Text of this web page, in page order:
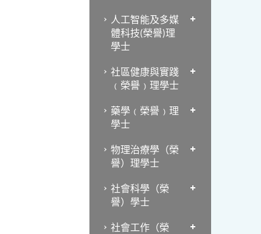
人工智能及多媒
體科技(榮譽)理
學士
社區健康與實踐
﹙榮譽﹚理學士
藥學﹙榮譽﹚理
學士
物理治療學（榮
譽）理學士
社會科學（榮
譽）學士
社會工作（榮